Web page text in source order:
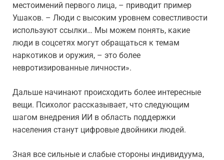
местоимений первого лица, – приводит пример
Ушаков. – Люди с высоким уровнем совестливости
используют ссылки… Мы можем понять, какие
люди в соцсетях могут обращаться к темам
наркотиков и оружия, – это более
невротизированные личности».
Дальше начинают происходить более интересные
вещи. Психолог рассказывает, что следующим
шагом внедрения ИИ в область поддержки
населения станут цифровые двойники людей.
Зная все сильные и слабые стороны индивидуума,